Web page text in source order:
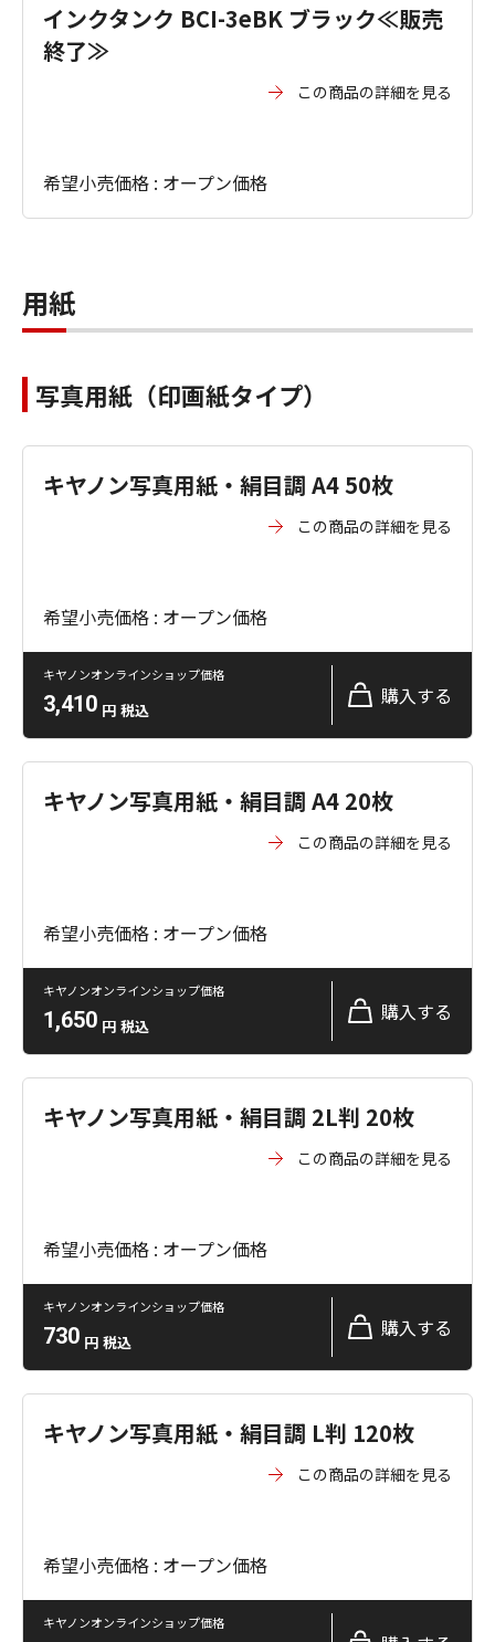
インクタンク BCI-3eBK ブラック≪販売
終了≫
この商品の詳細を見る
希望小売価格 : オープン価格
用紙
写真用紙（印画紙タイプ）
キヤノン写真用紙・絹目調 A4 50枚
この商品の詳細を見る
希望小売価格 : オープン価格
キヤノンオンラインショップ価格
3,410 円 税込
購入する
キヤノン写真用紙・絹目調 A4 20枚
この商品の詳細を見る
希望小売価格 : オープン価格
キヤノンオンラインショップ価格
1,650 円 税込
購入する
キヤノン写真用紙・絹目調 2L判 20枚
この商品の詳細を見る
希望小売価格 : オープン価格
キヤノンオンラインショップ価格
730 円 税込
購入する
キヤノン写真用紙・絹目調 L判 120枚
この商品の詳細を見る
希望小売価格 : オープン価格
キヤノンオンラインショップ価格